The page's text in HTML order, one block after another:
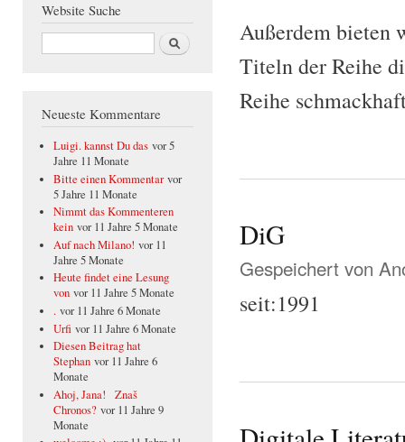
Website Suche
Suche
Neueste Kommentare
Luigi. kannst Du das vor 5
Jahre 11 Monate
Bitte einen Kommentar vor
5 Jahre 11 Monate
Nimmt das Kommenteren
kein vor 11 Jahre 5 Monate
Auf nach Milano! vor 11
Jahre 5 Monate
Heute findet eine Lesung
von vor 11 Jahre 5 Monate
. vor 11 Jahre 6 Monate
Urfi vor 11 Jahre 6 Monate
Diesen Beitrag hat
Stephan vor 11 Jahre 6
Monate
Ahoj, Jana! Znaš
Chronos? vor 11 Jahre 9
Monate
Außerdem bieten
Titeln der Reihe
Reihe
DiG
Gespeichert von
seit:1991